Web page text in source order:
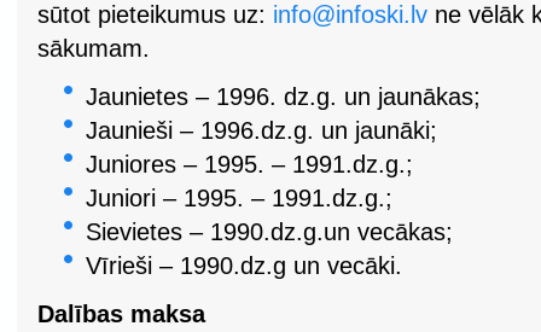
sūtot pieteikumus uz: info@infoski.lv ne vēlāk
sākumam.
Jaunietes – 1996. dz.g. un jaunākas;
Jaunieši – 1996.dz.g. un jaunāki;
Juniores – 1995. – 1991.dz.g.;
Juniori – 1995. – 1991.dz.g.;
Sievietes – 1990.dz.g.un vecākas;
Vīrieši – 1990.dz.g un vecāki.
Dalības maksa